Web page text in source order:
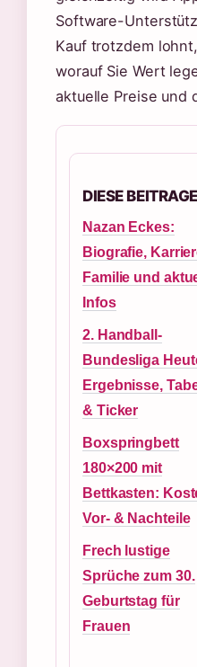
Software-
Kauf trotzdem
worauf Sie Wert
aktuelle Preise und
DIESE
Nazan Eckes:
Biografie,
Familie und
Infos
2. Handball-
Bundesliga
Ergebnisse,
& Ticker
Boxspringbett
180×200 mit
Bettkasten:
Vor- & Nachteile
Frech lustige
Sprüche zum 30.
Geburtstag für
Frauen